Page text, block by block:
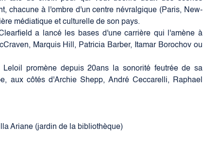
chacune à l'ombre d'un centre névralgique (Paris, New-
médiatique et culturelle de son pays.
a lancé les bases d'une carrière qui l'amène à
Marquis Hill, Patricia Barber, Itamar Borochov ou
promène depuis 20ans la sonorité feutrée de sa
aux côtés d'Archie Shepp, André Ceccarelli, Raphael
Ariane (jardin de la bibliothèque)